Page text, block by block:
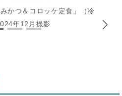
かつ＆コロッケ定食」（冷
年12月撮影